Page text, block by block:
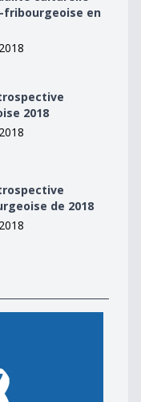
fribourgeoise en
2018
de 2018